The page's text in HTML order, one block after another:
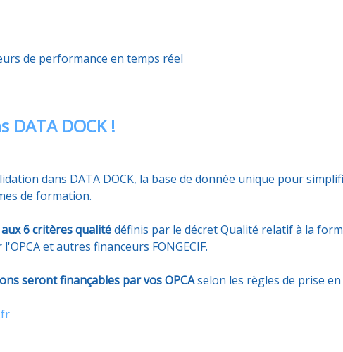
de performance en temps réel
DATA DOCK !
dans DATA DOCK, la base de donnée unique pour
de formation.
aux 6 critères qualitédéfinis par le décret Qualité relatif à la
et autres financeurs FONGECIF.
seront finançables par vos OPCAselon les règles de prise